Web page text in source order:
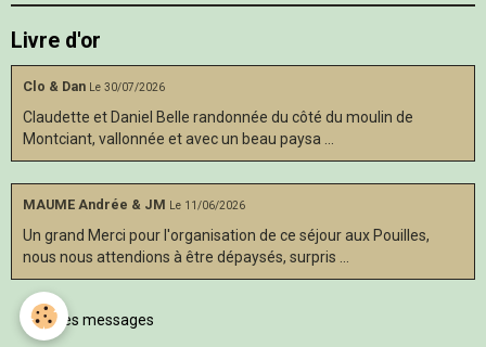
Livre d'or
Clo & Dan Le 30/07/2026
Claudette et Daniel Belle randonnée du côté du moulin de
Montciant, vallonnée et avec un beau paysa ...
MAUME Andrée & JM Le 11/06/2026
Un grand Merci pour l'organisation de ce séjour aux Pouilles,
nous nous attendions à être dépaysés, surpris ...
Tous les messages